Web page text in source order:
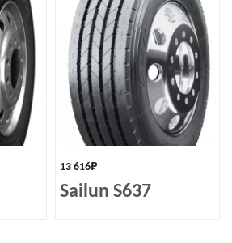
13 616₽
Sailun S637